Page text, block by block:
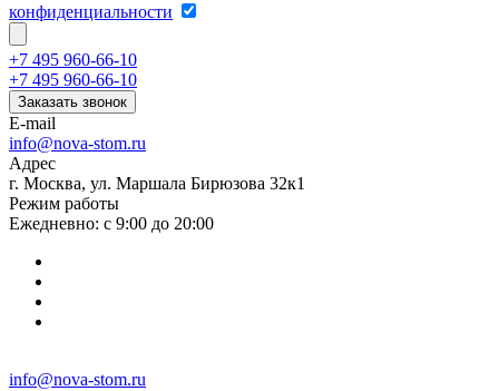
конфиденциальности
+7 495 960-66-10
+7 495 960-66-10
Заказать звонок
E-mail
info@nova-stom.ru
Адрес
г. Москва, ул. Маршала Бирюзова 32к1
Режим работы
Ежедневно: с 9:00 до 20:00
info@nova-stom.ru